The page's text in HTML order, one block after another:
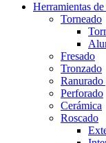
Herramientas
Torneado
Fresado
Tronzado
Perforado
Cerámica
Roscado